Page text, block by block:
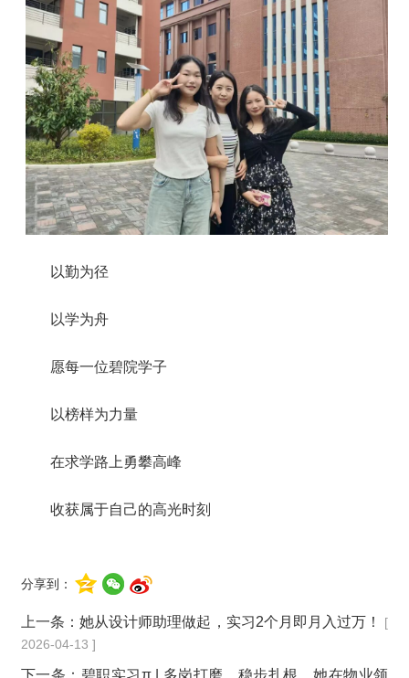
以勤为径
以学为舟
愿每一位碧院学子
以榜样为力量
在求学路上勇攀高峰
收获属于自己的高光时刻
分享到：
上一条：她从设计师助理做起，实习2个月即月入过万！
[
2026-04-13 ]